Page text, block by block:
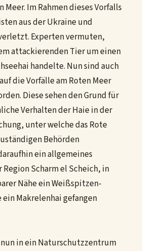
Im Rahmen dieses Vorfalls
aus der Ukraine und
Experten vermuten,
attackierenden Tier um einen
handelte. Nun sind auch
die Vorfälle am Roten Meer
Diese sehen den Grund für
Verhalten der Haie in der
unter welche das Rote
Behörden
ein allgemeines
Scharm el Scheich, in
Nähe ein Weißspitzen-
ein Makrelenhai gefangen
in ein Naturschutzzentrum